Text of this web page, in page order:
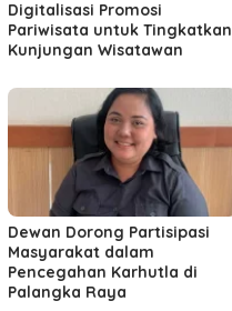
Digitalisasi Promosi
Pariwisata untuk Tingkatkan
Kunjungan Wisatawan
Dewan Dorong Partisipasi
Masyarakat dalam
Pencegahan Karhutla di
Palangka Raya